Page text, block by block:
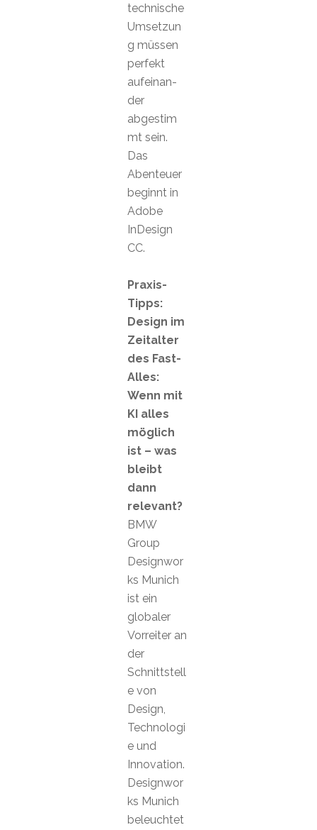
technische
Umsetzun
g müssen
perfekt
aufeinan-
der
abgestim
mt sein.
Das
Abenteuer
beginnt in
Adobe
InDesign
CC.
Praxis-
Tipps:
Design im
Zeitalter
des Fast-
Alles:
Wenn mit
KI alles
möglich
ist – was
bleibt
dann
relevant?
BMW
Group
Designwor
ks Munich
ist ein
globaler
Vorreiter an
der
Schnittstell
e von
Design,
Technologi
e und
Innovation.
Designwor
ks Munich
beleuchtet